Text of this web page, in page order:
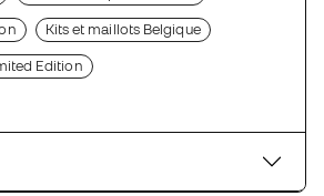
Kits et maillots Belgique
Edition